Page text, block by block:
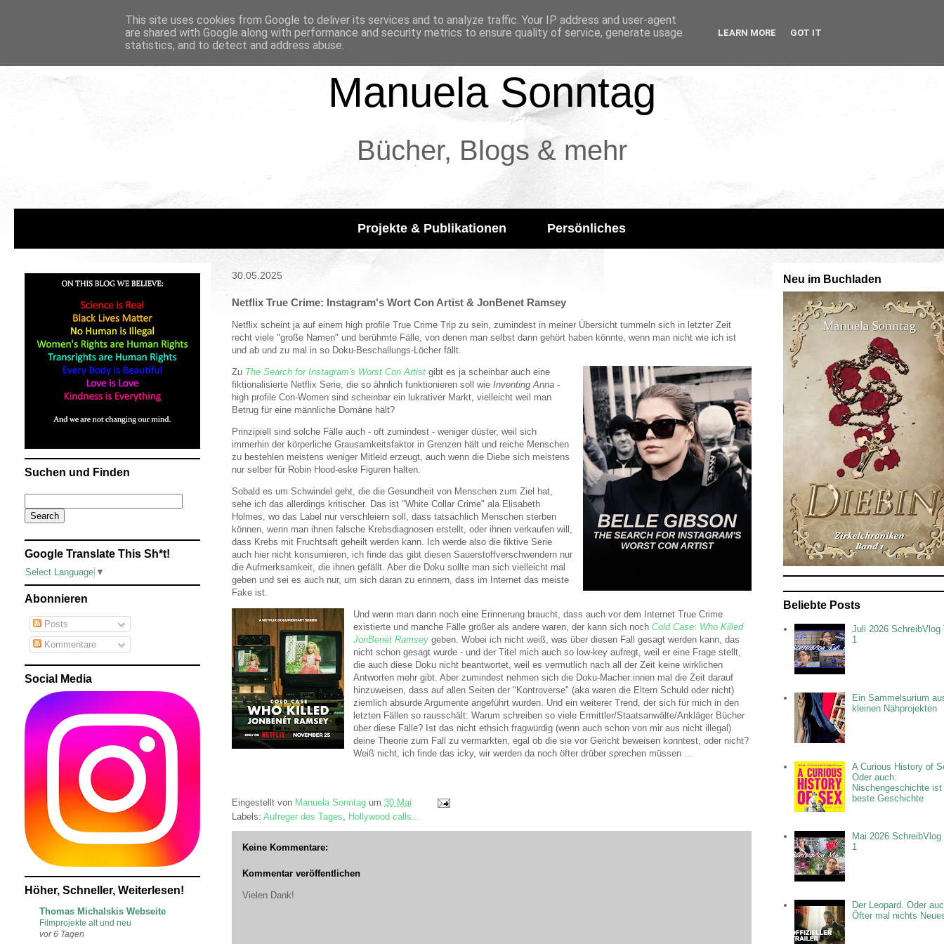
Manuela Sonntag
Bücher, Blogs & mehr
Projekte & Publikationen Persönliches
30.05.2025
Netflix True Crime: Instagram's Wort Con Artist & JonBenet Ramsey
Netflix scheint ja auf einem high profile True Crime Trip zu sein, zumindest in meiner Übersicht tummeln sich in letzter Zeit
recht viele "große Namen" und berühmte Fälle, von denen man selbst dann gehört haben könnte, wenn man nicht wie ich ist
und ab und zu mal in so Doku-Beschallungs-Löcher fällt.
Zu The Search for Instagram's Worst Con Artist gibt es ja scheinbar auch eine
fiktionalisierte Netflix Serie, die so ähnlich funktionieren soll wie Inventing Anna -
high profile Con-Women sind scheinbar ein lukrativer Markt, vielleicht weil man
Betrug für eine männliche Domäne hält?
Prinzipiell sind solche Fälle auch - oft zumindest - weniger düster, weil sich
immerhin der körperliche Grausamkeitsfaktor in Grenzen hält und reiche Menschen
zu bestehlen meistens weniger Mitleid erzeugt, auch wenn die Diebe sich meistens
nur selber für Robin Hood-eske Figuren halten.
Sobald es um Schwindel geht, die die Gesundheit von Menschen zum Ziel hat,
sehe ich das allerdings kritischer. Das ist "White Collar Crime" ala Elisabeth
Holmes, wo das Label nur verschleiern soll, dass tatsächlich Menschen sterben
können, wenn man ihnen falsche Krebsdiagnosen erstellt, oder ihnen verkaufen will,
dass Krebs mit Fruchtsaft geheilt werden kann. Ich werde also die fiktive Serie
auch hier nicht konsumieren, ich finde das gibt diesen Sauerstoffverschwendern nur
die Aufmerksamkeit, die ihnen gefällt. Aber die Doku sollte man sich vielleicht mal
geben und sei es auch nur, um sich daran zu erinnern, dass im Internet das meiste
Fake ist.
Und wenn man dann noch eine Erinnerung braucht, dass auch vor dem Internet True Crime
existierte und manche Fälle größer als andere waren, der kann sich noch Cold Case: Who Killed
JonBenét Ramsey geben. Wobei ich nicht weiß, was über diesen Fall gesagt werden kann, das
nicht schon gesagt wurde - und der Titel mich auch so low-key aufregt, weil er eine Frage stellt,
die auch diese Doku nicht beantwortet, weil es vermutlich nach all der Zeit keine wirklichen
Antworten mehr gibt. Aber zumindest nehmen sich die Doku-Macher:innen mal die Zeit darauf
hinzuweisen, dass auf allen Seiten der "Kontroverse" (aka waren die Eltern Schuld oder nicht)
ziemlich absurde Argumente angeführt wurden. Und ein weiterer Trend, der sich für mich in den
letzten Fällen so rausschält: Warum schreiben so viele Ermittler/Staatsanwälte/Ankläger Bücher
über diese Fälle? Ist das nicht ethsich fragwürdig (wenn auch schon von mir aus nicht illegal)
deine Theorie zum Fall zu vermarkten, egal ob die sie vor Gericht beweisen konntest, oder nicht?
Weiß nicht, ich finde das icky, wir werden da noch öfter drüber sprechen müssen ...
Eingestellt von Manuela Sonntag um 30 Mai
Labels: Aufreger des Tages Hollywood calls...
Keine Kommentare:
Kommentar veröffentlichen
Vielen Dank!
Suchen und Finden
Google Translate This Sh*t!
Select Language ▼
Abonnieren
Posts
Kommentare
Social Media
Höher, Schneller, Weiterlesen!
Thomas Michalskis Webseite
Filmprojekte alt und neu
vor 6 Tagen
Neu im Buchladen
Beliebte Posts
Juli 2026 SchreibVlog
1
Ein Sammelsurium
kleinen Nähprojekten
A Curious History of
Oder auch:
Nischengeschichte ist
beste Geschichte
Mai 2026 SchreibVlog
1
Der Leopard. Oder
Öfter mal nichts
This site uses cookies from Google to deliver its services and to analyze traffic. Your IP address and user-agent
are shared with Google along with performance and security metrics to ensure quality of service, generate usage
statistics, and to detect and address abuse.
LEARN MORE GOT IT